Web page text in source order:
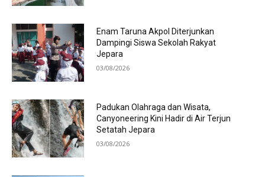
Enam Taruna Akpol Diterjunkan
Dampingi Siswa Sekolah Rakyat
Jepara
03/08/2026
Padukan Olahraga dan Wisata,
Canyoneering Kini Hadir di Air Terjun
Setatah Jepara
03/08/2026